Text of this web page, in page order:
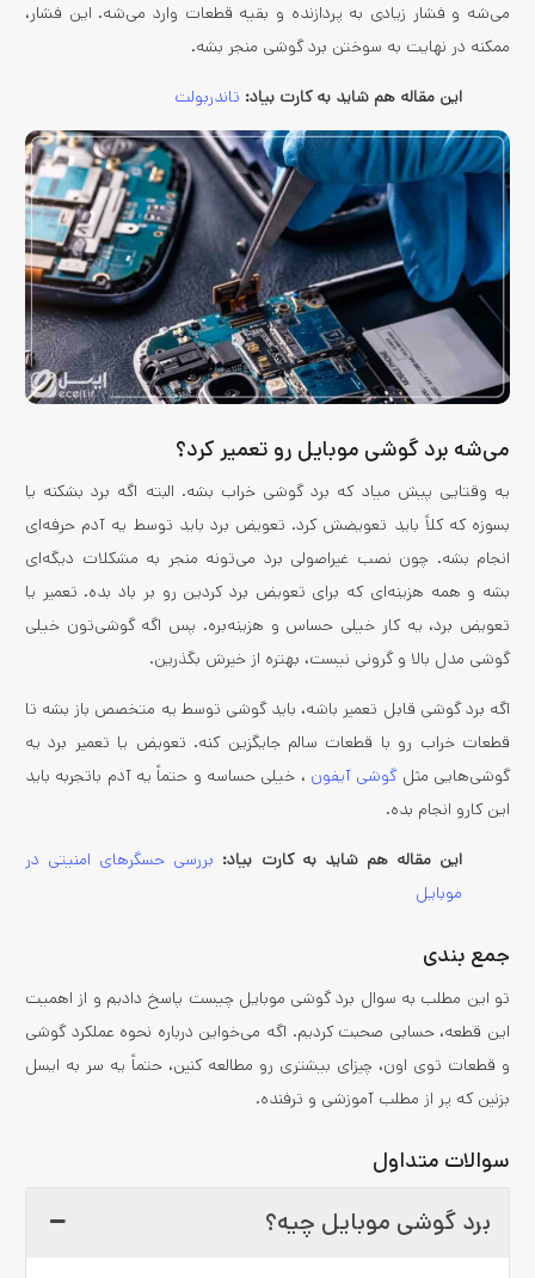
می‌شه و فشار زیادی به پردازنده و بقیه قطعات وارد می‌شه. این فشار،
ممکنه در نهایت به سوختن برد گوشی منجر بشه.
این مقاله هم شاید به کارت بیاد: تاندربولت
می‌شه برد گوشی موبایل رو تعمیر کرد؟
یه وقتایی پیش میاد که برد گوشی خراب بشه. البته اگه برد بشکنه یا
بسوزه که کلاً باید تعویضش کرد. تعویض برد باید توسط یه آدم حرفه‌ای
انجام بشه. چون نصب غیراصولی برد می‌تونه منجر به مشکلات دیگه‌ای
بشه و همه هزینه‌ای که برای تعویض برد کردین رو بر باد بده. تعمیر یا
تعویض برد، یه کار خیلی حساس و هزینه‌بره. پس اگه گوشی‌تون خیلی
گوشی مدل بالا و گرونی نیست، بهتره از خیرش بگذرین.
اگه برد گوشی قابل تعمیر باشه، باید گوشی توسط یه متخصص باز بشه تا
قطعات خراب رو با قطعات سالم جایگزین کنه. تعویض یا تعمیر برد یه
گوشی‌هایی مثلگوشی‌ آیفون ، خیلی حساسه و حتماً یه آدم باتجربه باید
این کارو انجام بده.
این مقاله هم شاید به کارت بیاد: بررسی حسگرهای امنیتی در
موبایل
جمع بندی
تو این مطلب به سوال برد گوشی موبایل چیست پاسخ دادیم و از اهمیت
این قطعه، حسابی صحبت کردیم. اگه می‌خواین درباره نحوه عملکرد گوشی
و قطعات توی اون،‌ چیزای بیشتری رو مطالعه کنین، حتماً یه سر به ایسل
بزنین که پر از مطلب آموزشی و ترفنده.
سوالات متداول
برد گوشی موبایل چیه؟